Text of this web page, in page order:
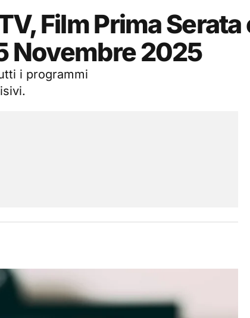
Film Prima Serata
Novembre 2025
i programmi